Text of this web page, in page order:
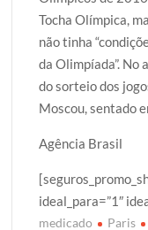
Tocha Olímpica,
não tinha
da Olimpíada”.
do sorteio dos
Moscou, sentado
Agência Brasil
ideal_para=”1″
medicado Paris